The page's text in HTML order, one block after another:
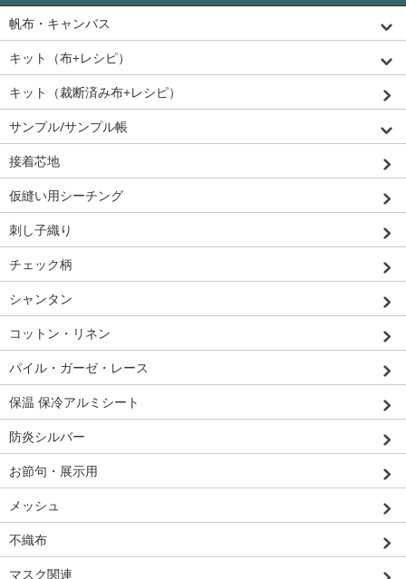
帆布・キャンバス
キット（布+レシピ）
キット（裁断済み布+レシピ）
サンプル/サンプル帳
接着芯地
仮縫い用シーチング
刺し子織り
チェック柄
シャンタン
コットン・リネン
パイル・ガーゼ・レース
保温 保冷アルミシート
防炎シルバー
お節句・展示用
メッシュ
不織布
マスク関連